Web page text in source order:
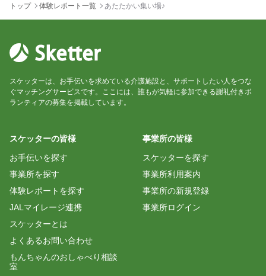
トップ 体験レポート一覧 あたたかい集い場♪
スケッターは、お手伝いを求めている介護施設と、サポートしたい人をつな
ぐマッチングサービスです。ここには、誰もが気軽に参加できる謝礼付きボ
ランティアの募集を掲載しています。
スケッターの皆様
お手伝いを探す
事業所を探す
体験レポートを探す
JALマイレージ連携
スケッターとは
よくあるお問い合わせ
もんちゃんのおしゃべり相談
室
事業所の皆様
スケッターを探す
事業所利用案内
事業所の新規登録
事業所ログイン